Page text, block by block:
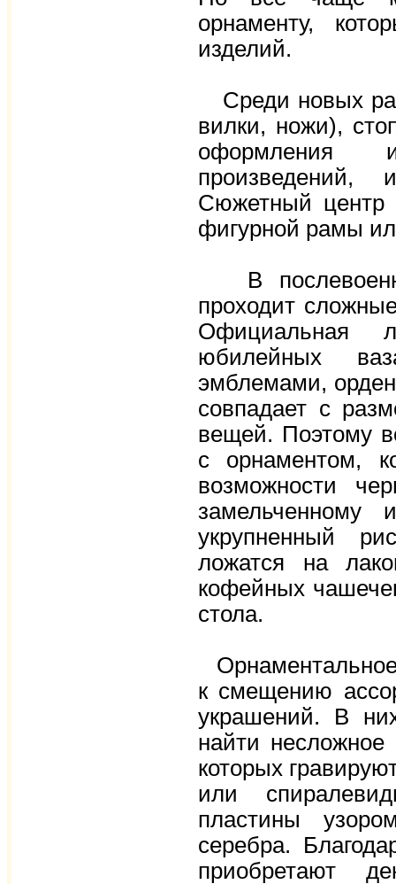
орнаменту,
изделий.
Среди новых
вилки, ножи),
оформления
произведений,
Сюжетный центр
фигурной рамы
В
проходит
Официальная
юбилейных
эмблемами,
совпадает с
вещей. Поэтому
с орнаментом,
возможности
замельченному
укрупненный
ложатся на
кофейных
стола.
к смещению
украшений. В
найти несложное
которых
или
пластины
серебра.
приобретают